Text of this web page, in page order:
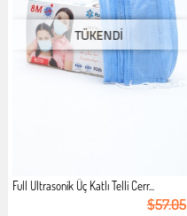
Full Ultrasonik Üç Katlı Telli Cerr...
$57.05